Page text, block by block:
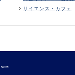
サイエンス・カフェ